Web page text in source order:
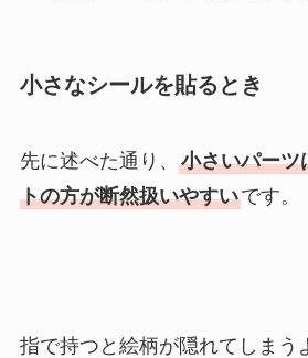
小さなシールを貼るとき
先に述べた通り、 小さいパーツ
トの方が断然扱いやすいです。
指で持つと絵柄が隠れてしまう